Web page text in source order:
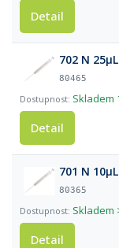
Detail
702 N
80465
Skladem
Detail
701 N
80365
Skladem
Detail